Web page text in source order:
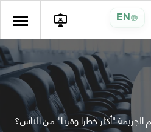
EN
"أكثر خطرا وقربا" من الناس؟